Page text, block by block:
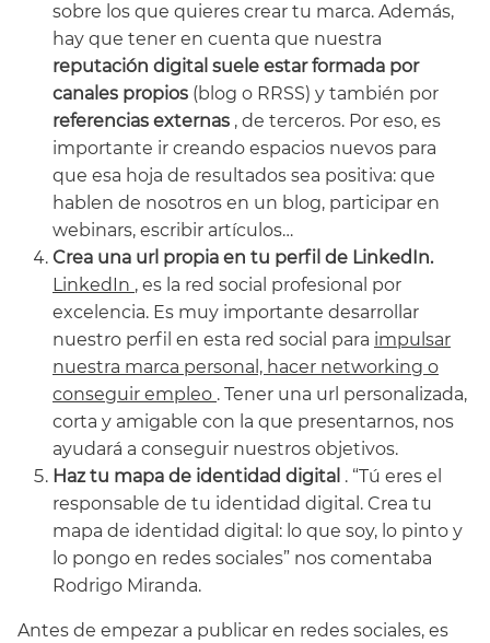
sobre los que quieres crear tu marca. Además,
hay que tener en cuenta que nuestra
reputación digital suele estar formada por
canales propios (blog o RRSS) y también por
referencias externas , de terceros. Por eso, es
importante ir creando espacios nuevos para
que esa hoja de resultados sea positiva: que
hablen de nosotros en un blog, participar en
webinars, escribir artículos…
Crea una url propia en tu perfil de LinkedIn.
LinkedIn , es la red social profesional por
excelencia. Es muy importante desarrollar
nuestro perfil en esta red social para impulsar
nuestra marca personal, hacer networking o
conseguir empleo . Tener una url personalizada,
corta y amigable con la que presentarnos, nos
ayudará a conseguir nuestros objetivos.
Haz tu mapa de identidad digital . “Tú eres el
responsable de tu identidad digital. Crea tu
mapa de identidad digital: lo que soy, lo pinto y
lo pongo en redes sociales” nos comentaba
Rodrigo Miranda.
Antes de empezar a publicar en redes sociales, es